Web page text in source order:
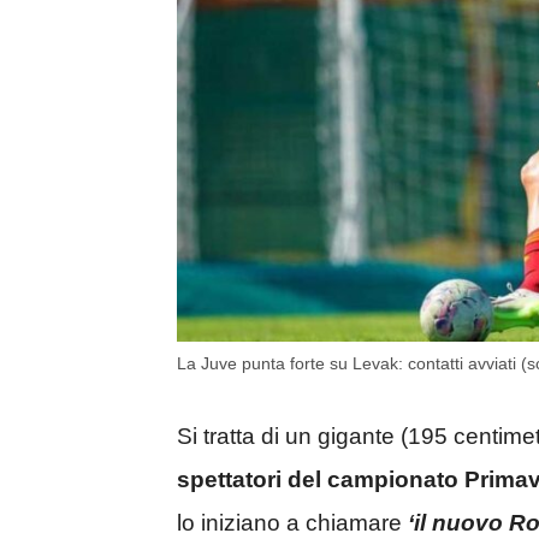
La Juve punta forte su Levak: contatti avviati
Si tratta di un gigante (195
spettatori del campionato
lo iniziano a chiamare ‘il nuovo